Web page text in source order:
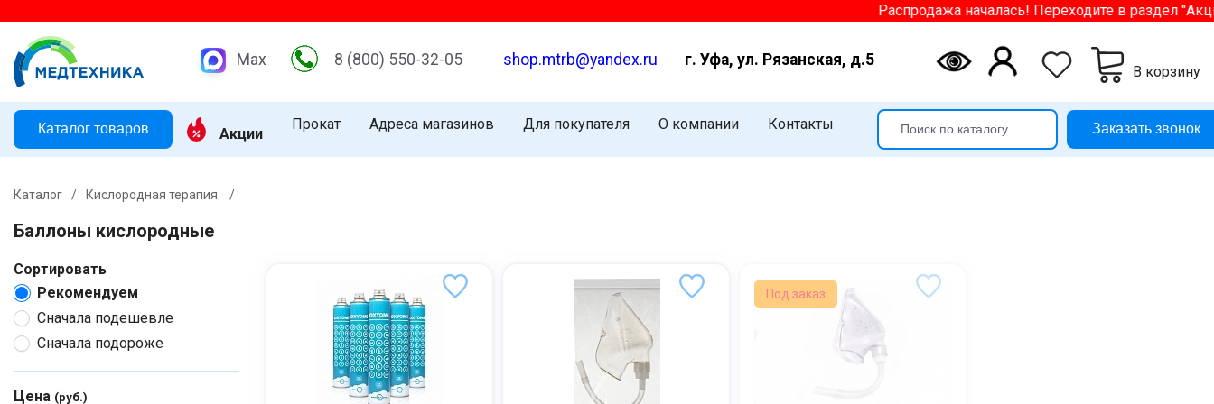
Распродажа началась! Переходите в раздел
Max 8 (800) 550-32-05 shop.mtrb@yandex.ru г. Уфа, ул. Рязанская, д.5
В корзину
Каталог товаров Акции
Прокат Адреса магазинов Для покупателя О компании Контакты Заказать звонок
Каталог / Кислородная терапия /
Баллоны кислородные
Сортировать
Рекомендуем
Сначала подешевле
Сначала подороже
Цена (руб.)
Под заказ